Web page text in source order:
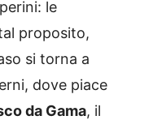
le
proposito,
si torna a
dove piace
da Gama, il